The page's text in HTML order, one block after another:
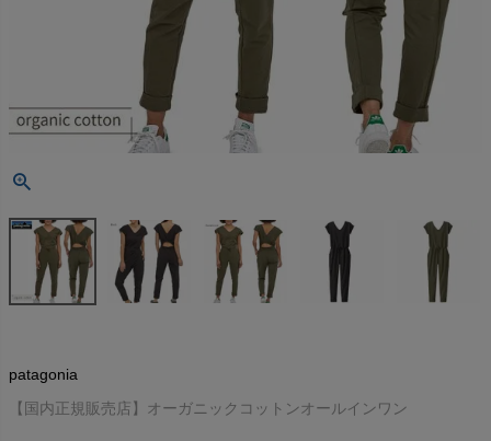
patagonia
【国内正規販売店】オーガニックコットンオールインワン